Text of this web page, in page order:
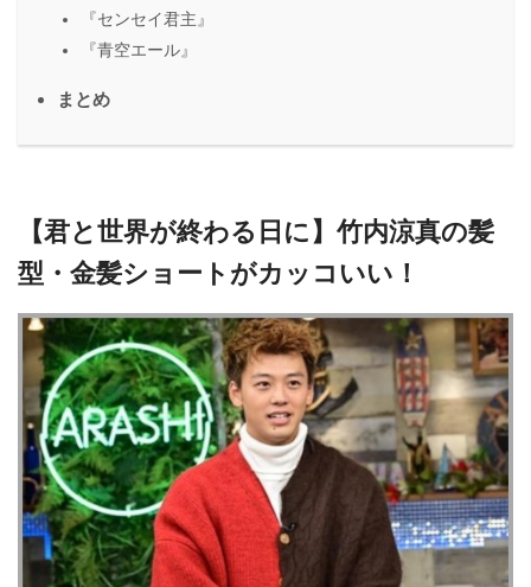
『センセイ君主』
『青空エール』
まとめ
【君と世界が終わる日に】竹内涼真の髪
型・金髪ショートがカッコいい！